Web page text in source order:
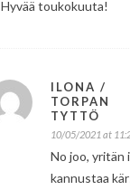
Hyvää toukokuuta!
ILONA /
TORPAN
TYTTÖ
10/05/2021 at
No joo, yritän
kannustaa